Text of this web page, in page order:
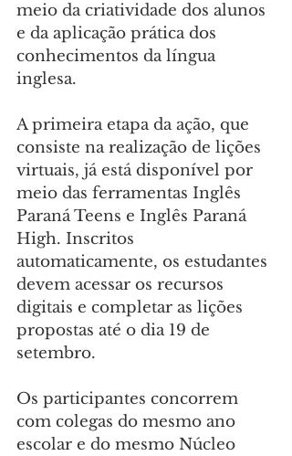
meio da criatividade dos alunos
e da aplicação prática dos
conhecimentos da língua
inglesa.
A primeira etapa da ação, que
consiste na realização de lições
virtuais, já está disponível por
meio das ferramentas Inglês
Paraná Teens e Inglês Paraná
High. Inscritos
automaticamente, os estudantes
devem acessar os recursos
digitais e completar as lições
propostas até o dia 19 de
setembro.
Os participantes concorrem
com colegas do mesmo ano
escolar e do mesmo Núcleo